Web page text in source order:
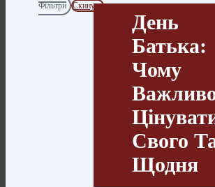
Фільтри
Скинути
День
Батька:
Чому
Свого
Щодня